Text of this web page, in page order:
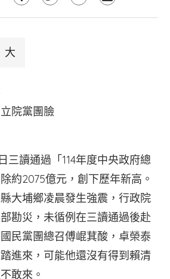
大
院黨團臉
三讀通過「114年度中央政府總
約2075億元，創下歷年新高。
大埔鄉凌晨發生強震，行政院
勘災，未循例在三讀通過後赴
民黨團總召傅崐萁酸，卓榮泰
進來，可能他還沒有得到賴清
敢來。